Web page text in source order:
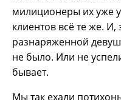
милиционеры их уже
клиентов всё те же. И,
разнаряженной
не было. Или не
бывает.
Мы так ехали